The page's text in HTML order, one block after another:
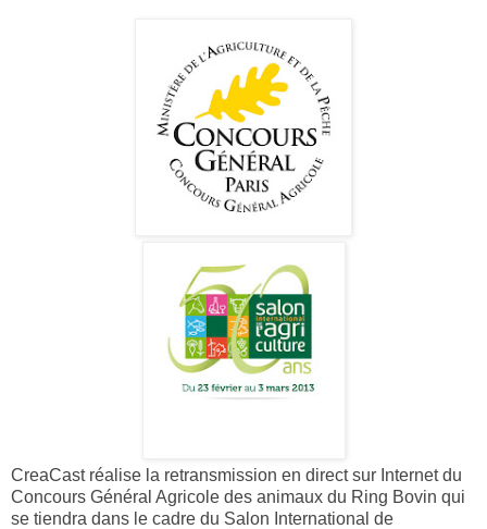
CreaCast réalise la retransmission en direct sur Internet du
Concours Général Agricole des animaux du Ring Bovin qui
se tiendra dans le cadre du Salon International de